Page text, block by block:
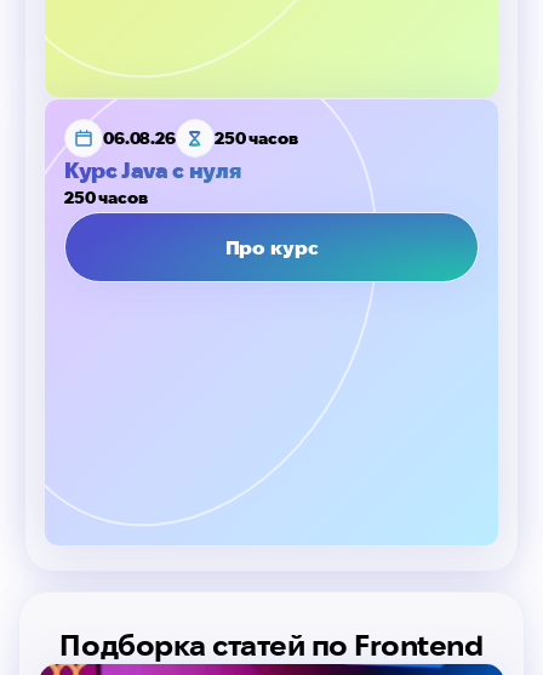
06.08.26 250 часов
Курс Java с нуля
250 часов
Про курс
Подборка статей по Frontend